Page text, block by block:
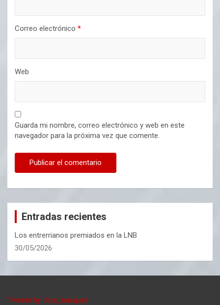
Correo electrónico *
Web
Guarda mi nombre, correo electrónico y web en este
navegador para la próxima vez que comente.
Entradas recientes
Los entrerrianos premiados en la LNB
30/05/2026
Tweets by data_basquet